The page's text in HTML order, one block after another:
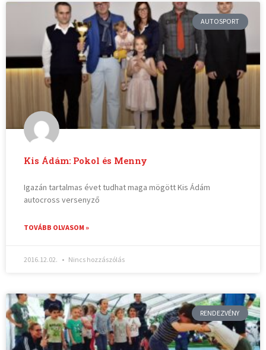
AUTOSPORT
Kis Ádám: Pokol és Menny
Igazán tartalmas évet tudhat maga mögött Kis Ádám
autocross versenyző
TOVÁBB OLVASOM »
2016.12.02. Nincs hozzászólás
RENDEZVÉNY